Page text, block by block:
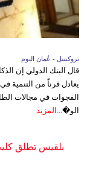
بروكسل - عُمان اليوم
قال البنك الدولي إن
يعادل قرناً من
الفجوات في مجالات
الو�...
المزيد
بلقيس تطلق